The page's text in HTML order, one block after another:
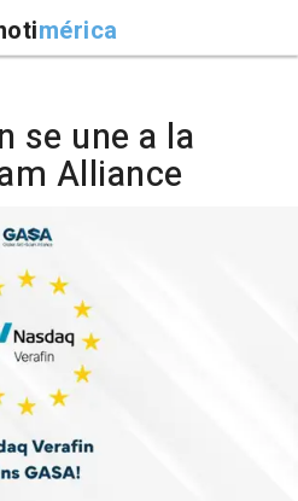
mérica
se une a la
Alliance